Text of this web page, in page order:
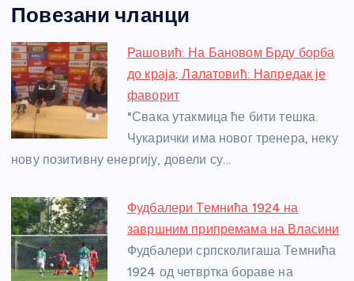
c
e
b
o
o
k
ss
e
n
g
er
itt
er
er at
s
A
p
p
a
g
e
st
e
Повезани чланци
Рашовић: На Бановом Брду борба
до краја; Лалатовић: Напредак је
фаворит
"Свака утакмица ће бити тешка.
Чукарички има новог тренера, неку
нову позитивну енергију, довели су…
Фудбалери Темнића 1924 на
завршним припремама на Власини
Фудбалери српсколигаша Темнића
1924 од четвртка бораве на